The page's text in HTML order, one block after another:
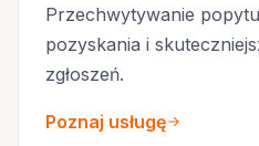
Przechwytywanie
pozyskania i
zgłoszeń.
Poznaj usługę